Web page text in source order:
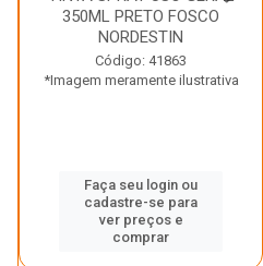
350ML PRETO FOSCO
NORDESTIN
Código: 41863
*Imagem meramente ilustrativa
Faça seu login ou
cadastre-se para
ver preços e
comprar